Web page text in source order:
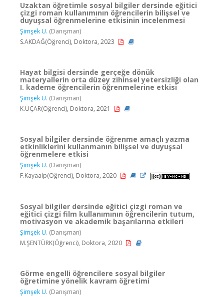
Uzaktan öğretimle sosyal bilgiler dersinde eğitici
çizgi roman kullanımının öğrencilerin bilişsel ve
duyuşsal öğrenmelerine etkisinin incelenmesi
Şimşek U. (Danışman)
S.AKDAĞ(Öğrenci), Doktora, 2023
Hayat bilgisi dersinde gerçeğe dönük
materyallerin orta düzey zihinsel yetersizliği olan
I. kademe öğrencilerin öğrenmelerine etkisi
Şimşek U. (Danışman)
K.UÇAR(Öğrenci), Doktora, 2021
Sosyal bilgiler dersinde öğrenme amaçlı yazma
etkinliklerini kullanmanın bilişsel ve duyuşsal
öğrenmelere etkisi
Şimşek U. (Danışman)
F.Kayaalp(Öğrenci), Doktora, 2020
Sosyal bilgiler dersinde eğitici çizgi roman ve
eğitici çizgi film kullanımının öğrencilerin tutum,
motivasyon ve akademik başarılarına etkileri
Şimşek U. (Danışman)
M.ŞENTÜRK(Öğrenci), Doktora, 2020
Görme engelli öğrencilere sosyal bilgiler
öğretimine yönelik kavram öğretimi
Şimşek U. (Danışman)